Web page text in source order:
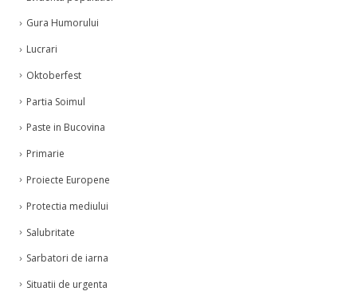
Gura Humorului
Lucrari
Oktoberfest
Partia Soimul
Paste in Bucovina
Primarie
Proiecte Europene
Protectia mediului
Salubritate
Sarbatori de iarna
Situatii de urgenta